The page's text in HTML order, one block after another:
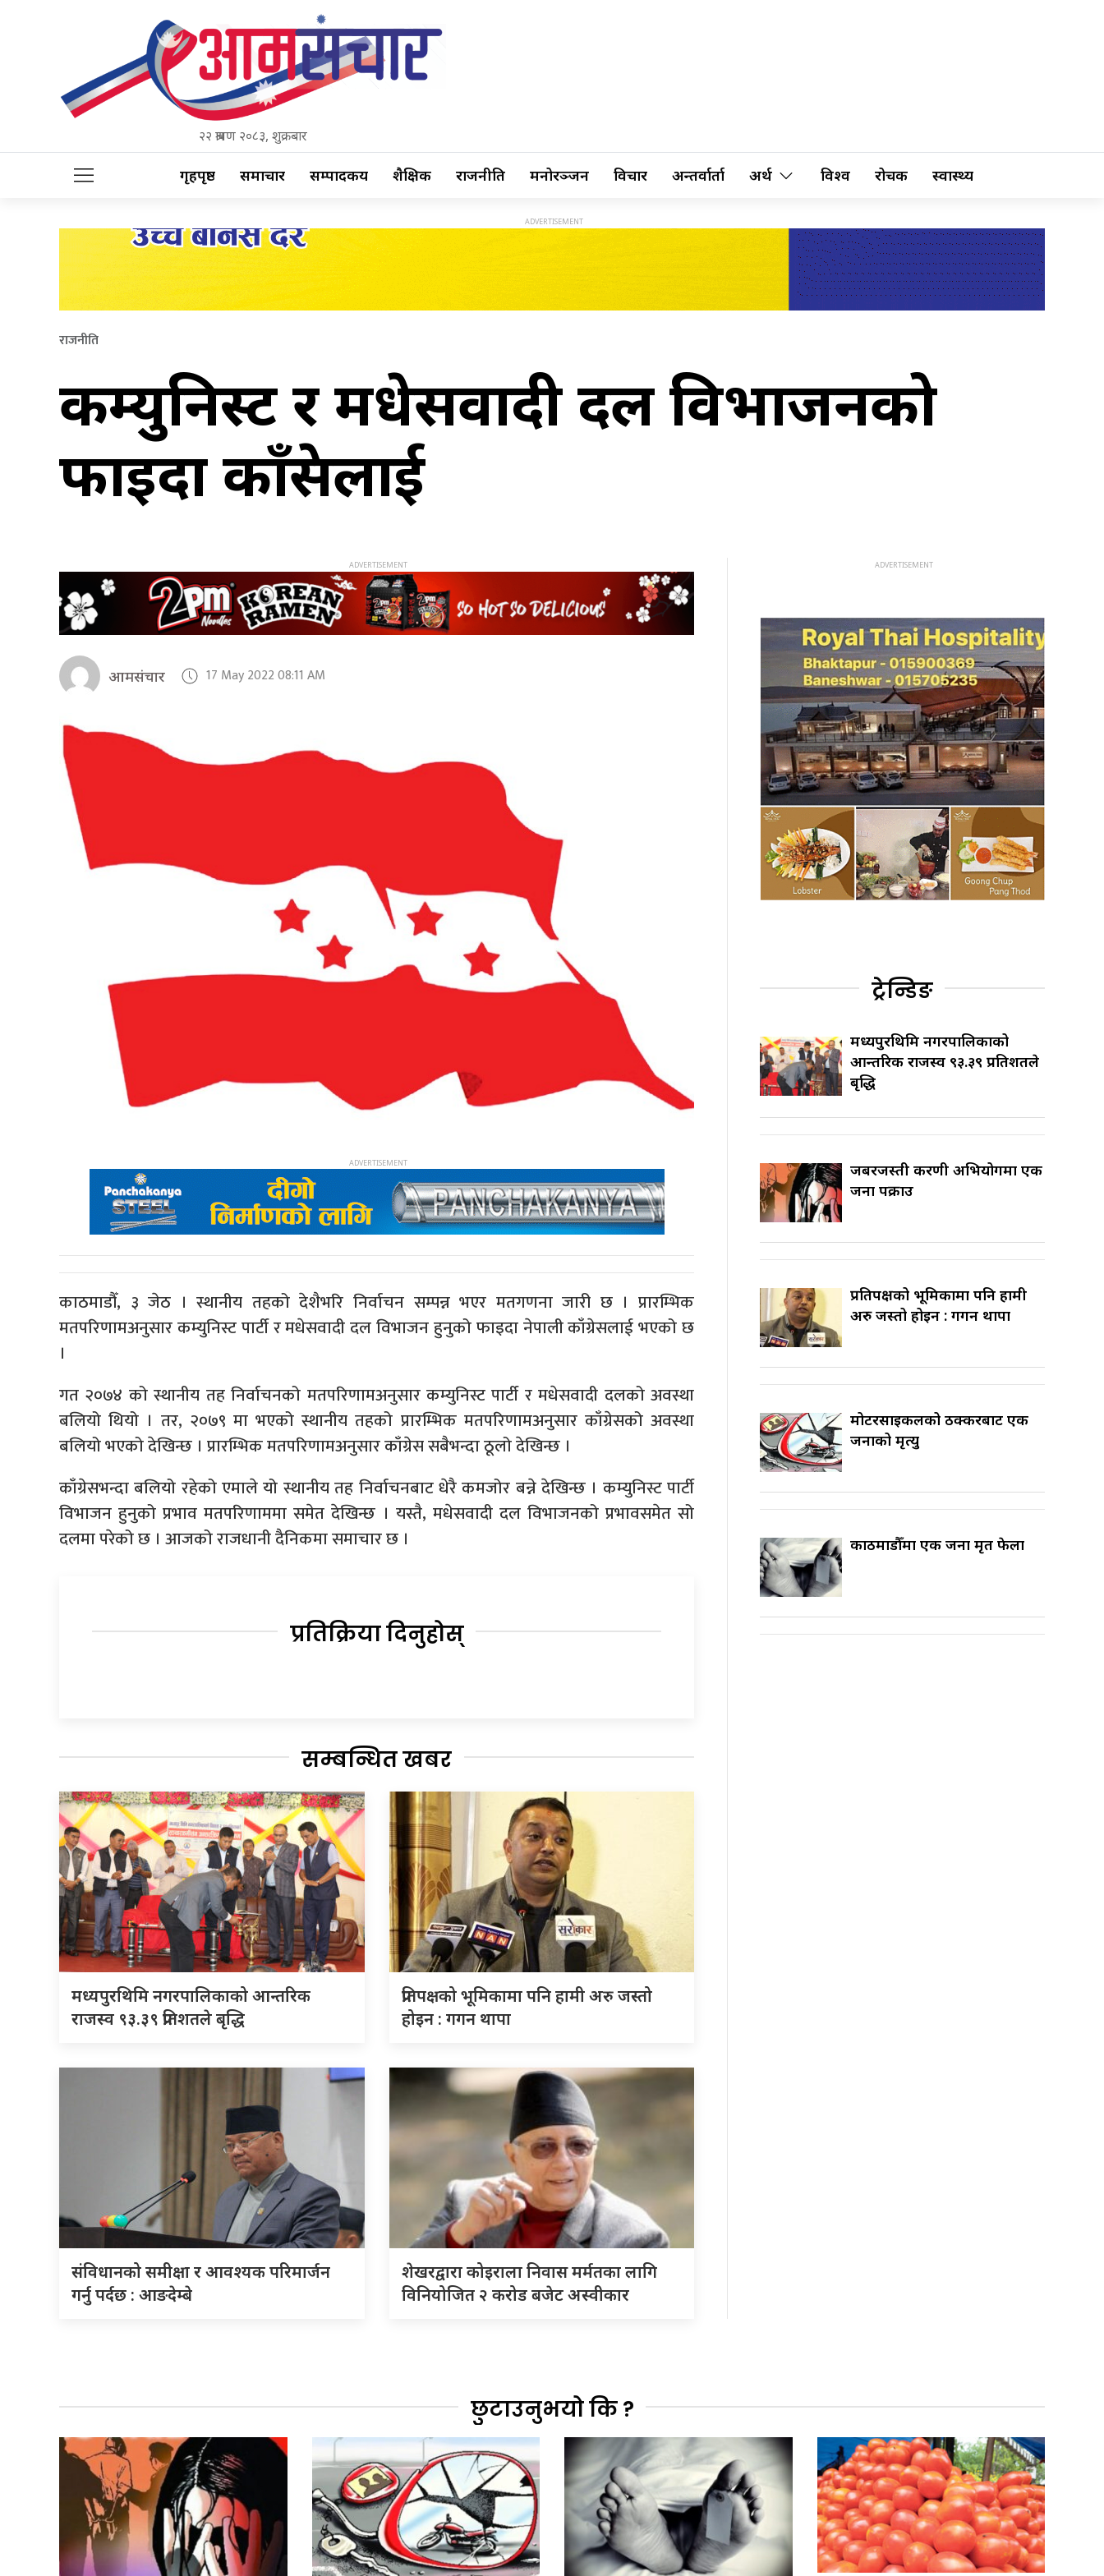
२२ श्रावण २०८३, शुक्रबार
गृहपृष्ठ समाचार सम्पादकीय शैक्षिक राजनीति मनोरञ्जन विचार अन्तर्वार्ता अर्थ विश्व रोचक स्वास्थ्य
राजनीति
कम्युनिस्ट र मधेसवादी दल विभाजनको
फाइदा काँग्रेसलाई
आमसंचार 17 May 2022 08:11 AM
काठमाडौँ, ३ जेठ । स्थानीय तहको देशैभरि निर्वाचन सम्पन्न भएर मतगणना जारी छ । प्रारम्भिक
मतपरिणामअनुसार कम्युनिस्ट पार्टी र मधेसवादी दल विभाजन हुनुको फाइदा नेपाली काँग्रेसलाई भएको छ
।
गत २०७४ को स्थानीय तह निर्वाचनको मतपरिणामअनुसार कम्युनिस्ट पार्टी र मधेसवादी दलको अवस्था
बलियो थियो । तर, २०७९ मा भएको स्थानीय तहको प्रारम्भिक मतपरिणामअनुसार काँग्रेसको अवस्था
बलियो भएको देखिन्छ । प्रारम्भिक मतपरिणामअनुसार काँग्रेस सबैभन्दा ठूलो देखिन्छ ।
काँग्रेसभन्दा बलियो रहेको एमाले यो स्थानीय तह निर्वाचनबाट धेरै कमजोर बन्ने देखिन्छ । कम्युनिस्ट पार्टी
विभाजन हुनुको प्रभाव मतपरिणाममा समेत देखिन्छ । यस्तै, मधेसवादी दल विभाजनको प्रभावसमेत सो
दलमा परेको छ । आजको राजधानी दैनिकमा समाचार छ ।
प्रतिक्रिया दिनुहोस्
सम्बन्धित खबर
मध्यपुरथिमि नगरपालिकाको आन्तरिक
राजस्व ९३.३९ प्रतिशतले बृद्धि
प्रतिपक्षको भूमिकामा पनि हामी अरु जस्तो
होइन : गगन थापा
संविधानको समीक्षा र आवश्यक परिमार्जन
गर्नु पर्दछ : आङदेम्बे
शेखरद्वारा कोइराला निवास मर्मतका लागि
विनियोजित २ करोड बजेट अस्वीकार
ट्रेन्डिङ
मध्यपुरथिमि नगरपालिकाको
आन्तरिक राजस्व ९३.३९ प्रतिशतले
बृद्धि
जबरजस्ती करणी अभियोगमा एक
जना पक्राउ
प्रतिपक्षको भूमिकामा पनि हामी
अरु जस्तो होइन : गगन थापा
मोटरसाइकलको ठक्करबाट एक
जनाको मृत्यु
काठमाडौँमा एक जना मृत फेला
छुटाउनुभयो कि ?